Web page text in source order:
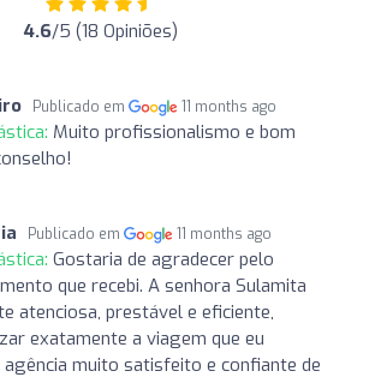
4.6/5 (18 Opiniões)
Publicado em 11 months ago
Muito profissionalismo e bom
Publicado em 11 months ago
Gostaria de agradecer pelo
que recebi. A senhora Sulamita
atenciosa, prestável e eficiente,
exatamente a viagem que eu
agência muito satisfeito e confiante de